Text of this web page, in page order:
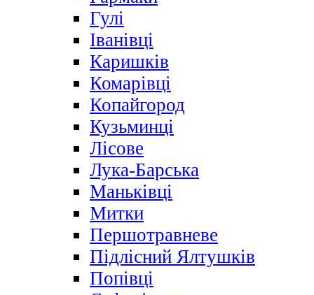
Гулі
Іванівці
Каришків
Комарівці
Копайгород
Кузьминці
Лісове
Лука-Барська
Маньківці
Митки
Першотравневе
Підлісний Ялтушків
Попівці